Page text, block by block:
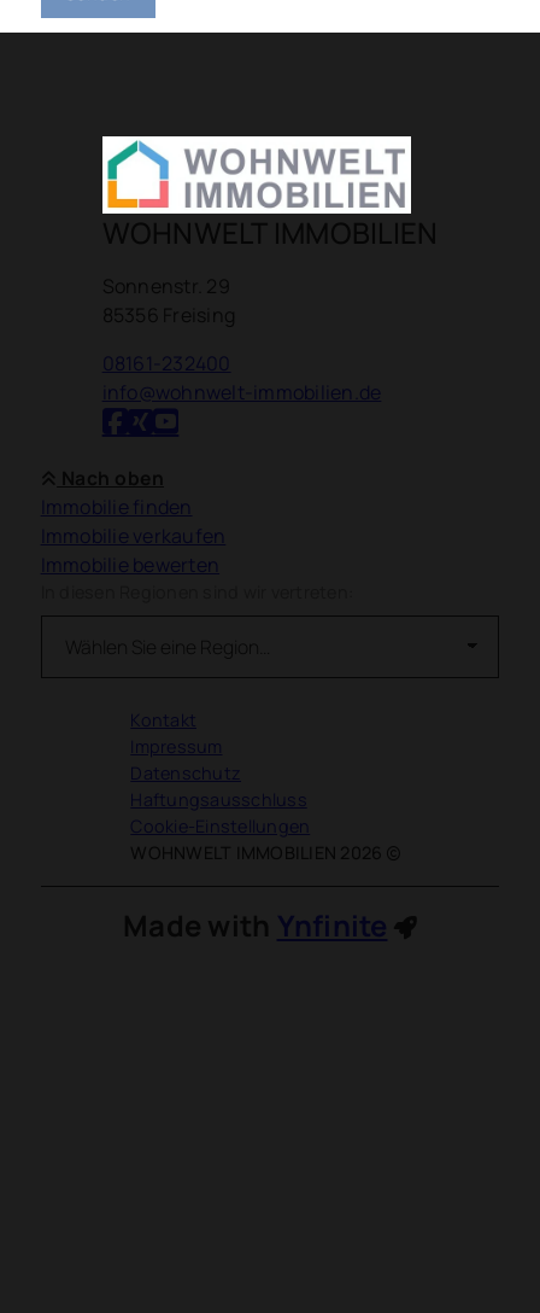
WOHNWELT IMMOBILIEN
Sonnenstr. 29
85356 Freising
08161-232400
info@wohnwelt-immobilien.de
Nach oben
Immobilie finden
Immobilie verkaufen
Immobilie bewerten
Kontakt
Impressum
Datenschutz
Haftungsausschluss
Cookie-Einstellungen
WOHNWELT IMMOBILIEN 2026
Made with Ynfinite